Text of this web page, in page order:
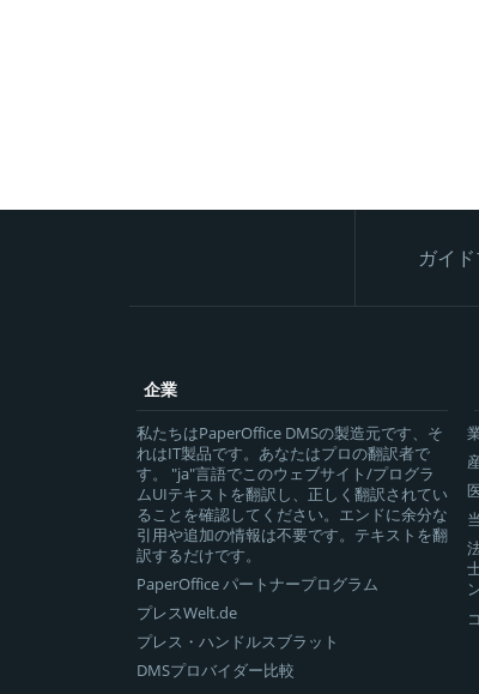
ガイ
企業
私たちはPaperOffice DMSの製造元です、そ
れはIT製品です。あなたはプロの翻訳者で
す。 "ja"言語でこのウェブサイト/プログラ
ムUIテキストを翻訳し、正しく翻訳されてい
ることを確認してください。エンドに余分な
引用や追加の情報は不要です。テキストを翻
訳するだけです。
PaperOffice パートナープログラム
プレスWelt.de
プレス・ハンドルスブラット
DMSプロバイダー比較